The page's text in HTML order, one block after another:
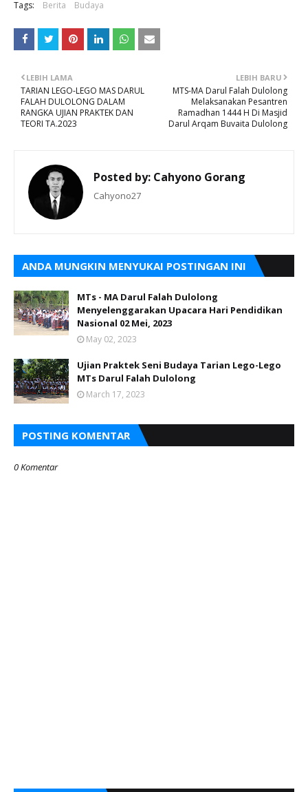
Tags: Berita Budaya
LEBIH BARU
MTS-MA Darul Falah Dulolong
Melaksanakan Pesantren
Ramadhan 1444 H Di Masjid
Darul Arqam Buvaita Dulolong
LEBIH LAMA
TARIAN LEGO-LEGO MAS DARUL
FALAH DULOLONG DALAM
RANGKA UJIAN PRAKTEK DAN
TEORI TA.2023
Posted by: Cahyono Gorang
Cahyono27
ANDA MUNGKIN MENYUKAI POSTINGAN INI
MTs - MA Darul Falah Dulolong
Menyelenggarakan Upacara Hari Pendidikan
Nasional 02 Mei, 2023
May 02, 2023
Ujian Praktek Seni Budaya Tarian Lego-Lego
MTs Darul Falah Dulolong
March 17, 2023
POSTING KOMENTAR
0 Komentar